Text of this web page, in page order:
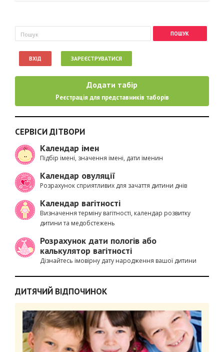
Пошукова форма
Пошук
ВХІД ЗАРЕЄСТРУВАТИСЯ
Додати табір
Реєстрація для представників таборів
СЕРВІСИ ДІТВОРИ
Календар імен
Підбір імені, значення імені, дати іменин
Календар овуляції
Розрахунок сприятливих для зачаття дитини днів
Календар вагітності
Визначення терміну вагітності, календар розвитку
дитини та медобстежень
Розрахунок дати пологів або
калькулятор вагітності
Дізнайтесь імовірну дату народження вашої дитини
ДИТЯЧИЙ ВІДПОЧИНОК